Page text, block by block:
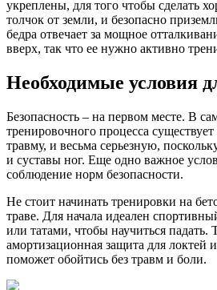
укреплены, для того чтобы сделать
толчок от земли, и безопасно
бедра отвечает за мощное
вверх, так что ее нужно активно
Необходимые условия
Безопасность – на первом месте. В
тренировочного процесса
травму, и весьма серьезную,
и суставы ног. Еще одно важное
соблюдение норм безопасности.
Не стоит начинать тренировки на
траве. Для начала идеален
или татами, чтобы научиться падать.
амортизационная защита для локтей
поможет обойтись без травм и боли.